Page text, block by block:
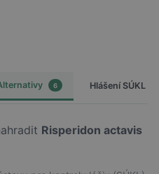
6 Hlášení SÚKL
Risperidon actavis